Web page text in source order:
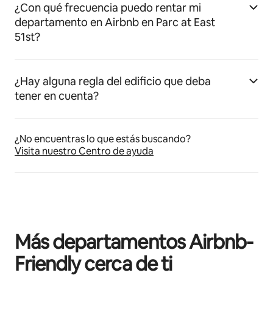
¿Con qué frecuencia puedo rentar mi
departamento en Airbnb en Parc at East
51st?
¿Hay alguna regla del edificio que deba
tener en cuenta?
¿No encuentras lo que estás buscando?
Visita nuestro Centro de ayuda
Más departamentos Airbnb-
Friendly cerca de ti